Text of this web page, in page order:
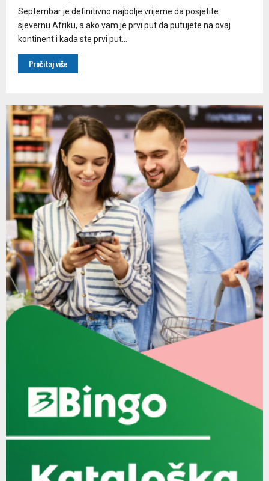
Septembar je definitivno najbolje vrijeme da posjetite
sjevernu Afriku, a ako vam je prvi put da putujete na ovaj
kontinent i kada ste prvi put...
Pročitaj više